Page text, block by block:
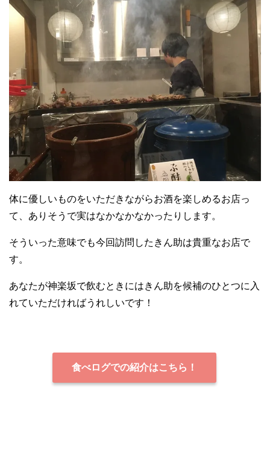
体に優しいものをいただきながらお酒を楽しめるお店っ
て、ありそうで実はなかなかなかったりします。
そういった意味でも今回訪問したきん助は貴重なお店で
す。
あなたが神楽坂で飲むときにはきん助を候補のひとつに入
れていただければうれしいです！
食べログでの紹介はこちら！